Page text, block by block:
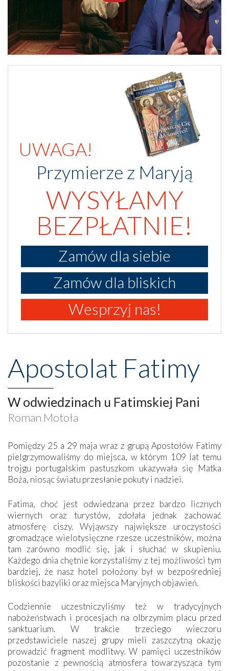
UWAGA!
Przymierze z Maryją
WYSYŁAMY
BEZPŁATNIE!
Zamów dla siebie
Zamów dla bliskich
Wesprzyj nas!
Apostolat Fatimy
W odwiedzinach u Fatimskiej Pani
Roman Motoła
Pomiędzy 25 a 29 maja wraz z grupą Apostołów Fatimy
pielgrzymowaliśmy do miejsca, w którym 109 lat temu
trojgu portugalskim pastuszkom ukazywała się Matka
Boża, niosąc światu przesłanie pokuty i nadziei.
Fatima, choć jest odwiedzana przez bardzo licznych
wiernych oraz turystów, zdołała jednak zachować
atmosferę ciszy. Wyjąwszy największe uroczystości
gromadzące wielotysięczne rzesze uczestników, można
tam zarówno modlić się, jak i słuchać w skupieniu.
Każdego dnia chętnie korzystaliśmy z tej możliwości tym
bardziej, że nasz hotel położony był w bezpośredniej
bliskości bazyliki oraz miejsca Maryjnych objawień.
Codziennie uczestniczyliśmy też w tradycyjnych
nabożeństwach i procesjach na olbrzymim placu przed
sanktuarium. W trakcie trzeciego wieczoru
przedstawiciele naszej grupy mieli zaszczytną okazję
prowadzić fragment modlitwy. W pamięci uczestników
pozostanie z pewnością atmosfera towarzysząca tym